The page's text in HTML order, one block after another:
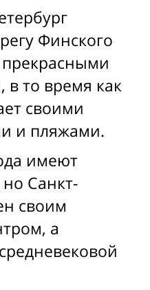
Финского
в то время как
своими
и пляжами.
имеют
Санкт-
своим
а